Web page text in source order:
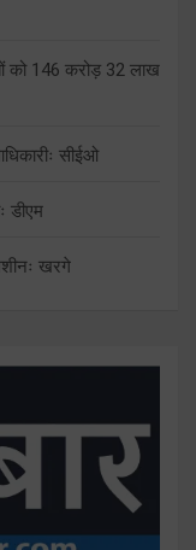
को 146 करोड़ 32 लाख
सीईओ
डीएम
खरगे